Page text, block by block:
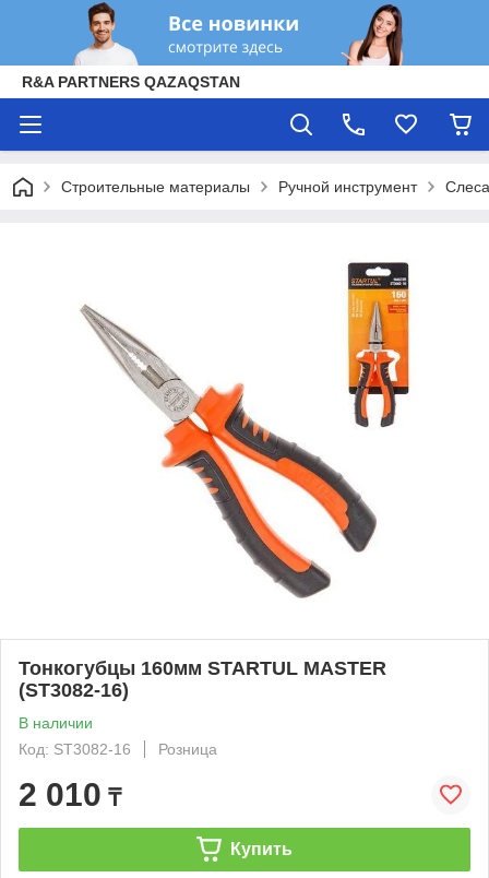
R&A PARTNERS QAZAQSTAN
Строительные материалы Ручной инструмент
Тонкогубцы 160мм STARTUL MASTER
(ST3082-16)
В наличии
Код: ST3082-16
Розница
2 010 ₸
Купить